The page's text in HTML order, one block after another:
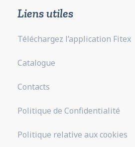
Liens utiles
Téléchargez l’application Fitex
Catalogue
Contacts
Politique de Confidentialité
Politique relative aux cookies